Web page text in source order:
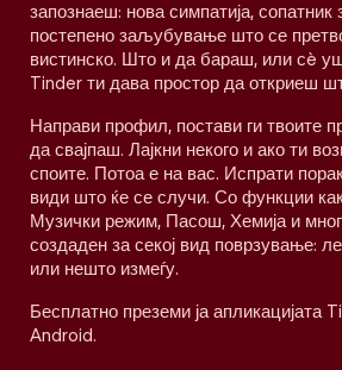
запознаеш: нова симпатија, сопатник
постепено заљубување што се
вистинско. Што и да бараш, или сè
Tinder ти дава простор да откриеш
Направи профил, постави ги твоите
да свајпаш. Лајкни некого и ако ти
споите. Потоа е на вас. Испрати
види што ќе се случи. Со функции
Музички режим, Пасош, Хемија и
создаден за секој вид поврзување:
или нешто измеѓу.
Бесплатно преземи ја апликацијата
Android.